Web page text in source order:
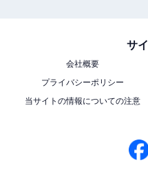
サ
会社概要
プライバシーポリシー
当サイトの情報についての注意